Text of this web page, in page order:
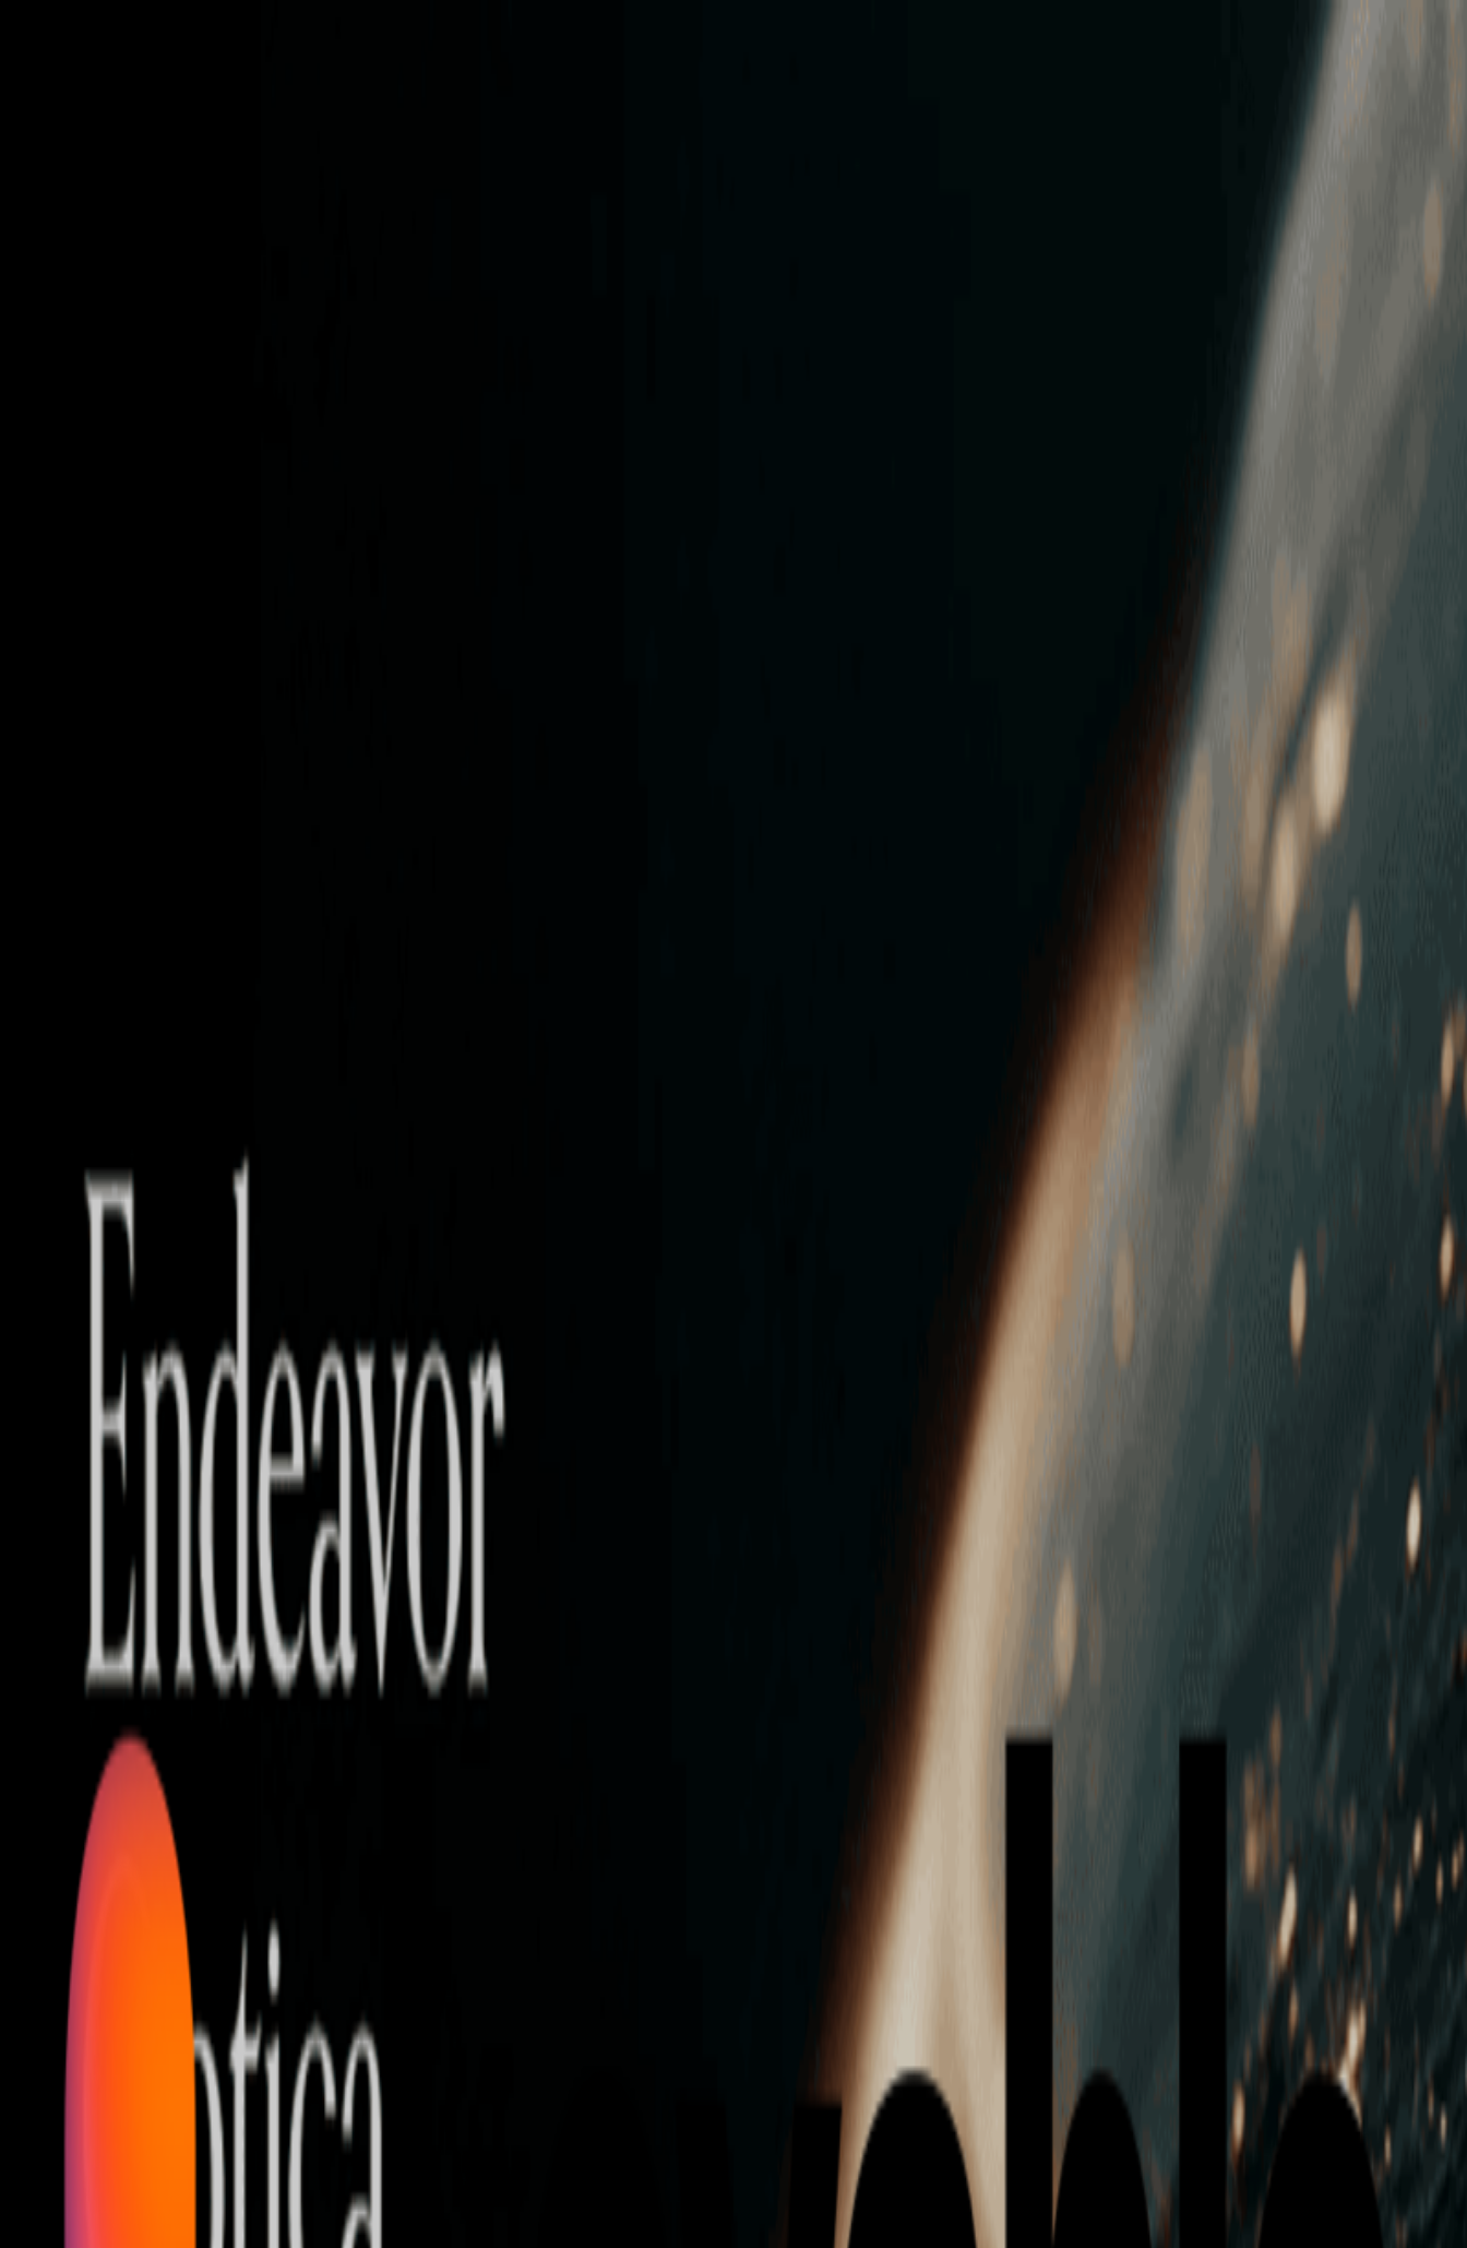
Who we are
AT PARTNERSが提供するファンド・オブ・ファンズを活用した
オープンイノベーション活動のフロー
詳しく見る
AT PARTNERS3つの強み